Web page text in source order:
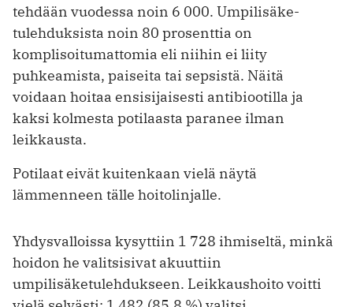
tehdään vuodessa noin 6 000. Umpilisäke­
tulehduksista noin 80 prosenttia on
komplisoitumattomia eli niihin ei liity
puhkeamista, paiseita tai sepsistä. Näitä
voidaan hoitaa ensisijaisesti antibiootilla ja
kaksi kolmesta potilaasta paranee ilman
leikkausta.
Potilaat eivät kuitenkaan vielä näytä
lämmenneen tälle hoitolinjalle.
Yhdysvalloissa kysyttiin 1 728 ihmiseltä, minkä
hoidon he valitsisivat akuuttiin
umpilisäketulehdukseen. Leikkaushoito voitti